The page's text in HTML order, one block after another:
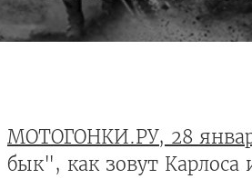
МОТОГОНКИ.РУ, 28
бык", как зовут